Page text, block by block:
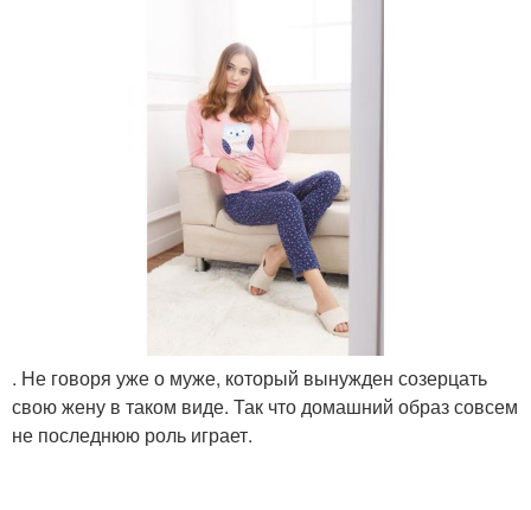
. Не говоря уже о муже, который вынужден созерцать
свою жену в таком виде. Так что домашний образ совсем
не последнюю роль играет.